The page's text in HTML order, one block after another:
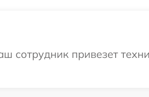
сотрудник привезет